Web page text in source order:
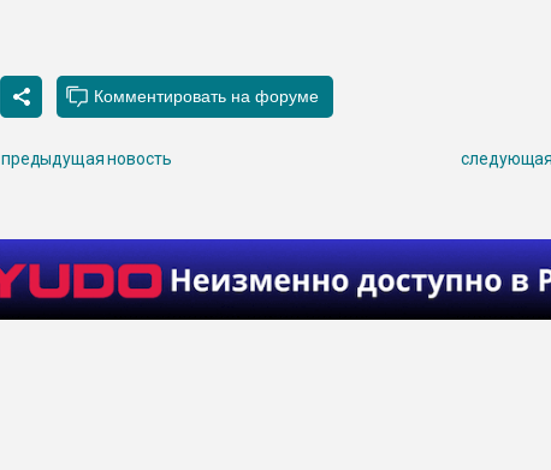
предыдущая новость